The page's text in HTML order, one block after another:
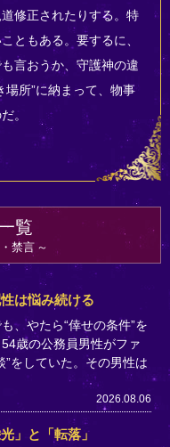
修正されたりする。特
ともある。要するに、
言おうか、守護神の違
場所”に納まって、物事
。
覧
禁言
は悩み続ける
、やたら“倖せの条件”を
歳の公務員男性がファ
”をしていた。その男性は
2026.08.06
」と「転落」